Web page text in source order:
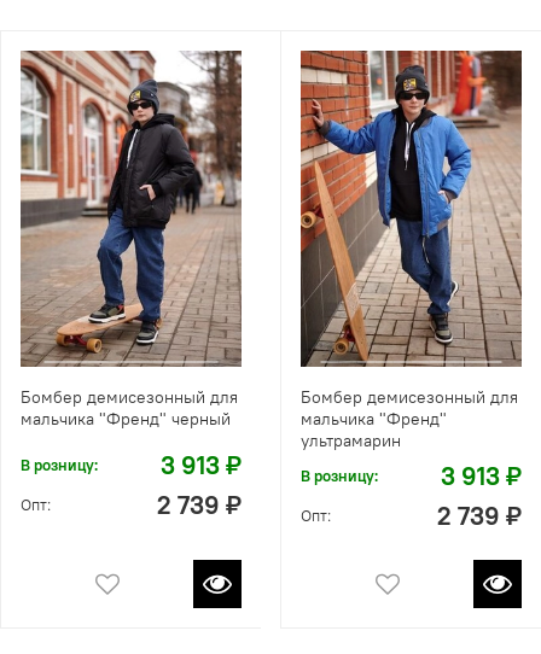
Бомбер демисезонный для
мальчика "Френд" черный
В розницу: 3 913 ₽
Опт: 2 739 ₽
Бомбер демисезонный для
мальчика "Френд"
ультрамарин
В розницу: 3 913 ₽
Опт: 2 739 ₽